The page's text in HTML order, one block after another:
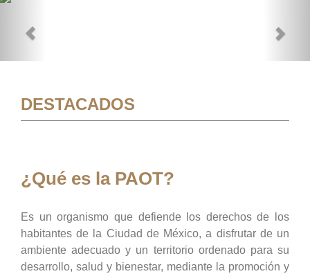
DESTACADOS
¿Qué es la PAOT?
Es un organismo que defiende los derechos de los
habitantes de la Ciudad de México, a disfrutar de un
ambiente adecuado y un territorio ordenado para su
desarrollo, salud y bienestar, mediante la promoción y